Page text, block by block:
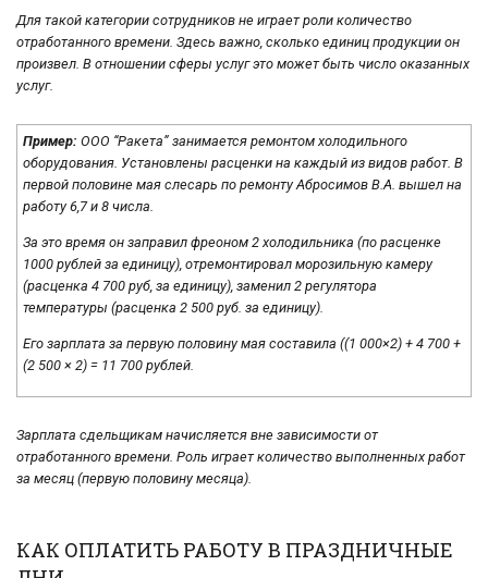
Для такой категории сотрудников не играет роли количество
отработанного времени. Здесь важно, сколько единиц продукции он
произвел. В отношении сферы услуг это может быть число оказанных
услуг.
Пример: ООО “Ракета” занимается ремонтом холодильного
оборудования. Установлены расценки на каждый из видов работ. В
первой половине мая слесарь по ремонту Абросимов В.А. вышел на
работу 6,7 и 8 числа.
За это время он заправил фреоном 2 холодильника (по расценке
1000 рублей за единицу), отремонтировал морозильную камеру
(расценка 4 700 руб, за единицу), заменил 2 регулятора
температуры (расценка 2 500 руб. за единицу).
Его зарплата за первую половину мая составила ((1 000×2) + 4 700 +
(2 500 × 2) = 11 700 рублей.
Зарплата сдельщикам начисляется вне зависимости от
отработанного времени. Роль играет количество выполненных работ
за месяц (первую половину месяца).
КАК ОПЛАТИТЬ РАБОТУ В ПРАЗДНИЧНЫЕ